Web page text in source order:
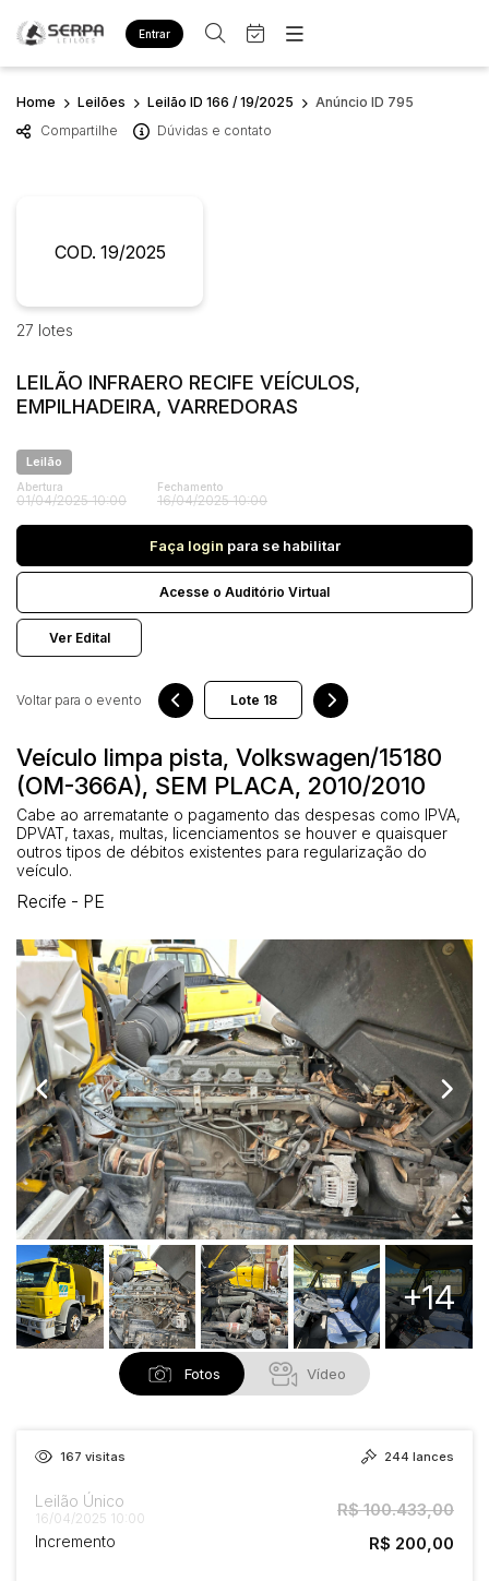
Entrar
Site
Busca por categoria
Bens diversos
Apartamentos
Casa
Terreno
Veículos
Carro
Busca por palavra-chave
Faixa de valor
R$
Home
Home Leilões Leilão ID 166 / 19/2025
Anúncio ID 795
Compartilhe
Dúvidas e contato
COD. 19/2025
27 lotes
LEILÃO INFRAERO RECIFE VEÍCULOS,
EMPILHADEIRA, VARREDORAS
Leilão
Abertura
01/04/2025 10:00
Fechamento
16/04/2025 10:00
Faça login para se habilitar
Acesse o Auditório Virtual
Ver Edital
Veículo limpa pista, Volkswagen/15180
(OM-366A), SEM PLACA, 2010/2010
Cabe ao arrematante o pagamento das despesas como IPVA,
DPVAT, taxas, multas, licenciamentos se houver e quaisquer
outros tipos de débitos existentes para regularização do
veículo.
Recife - PE
Voltar para o evento
+14
Fotos Vídeo
167 visitas 244 lances
Leilão Único
16/04/2025 10:00 R$ 100.433,00
Incremento R$ 200,00